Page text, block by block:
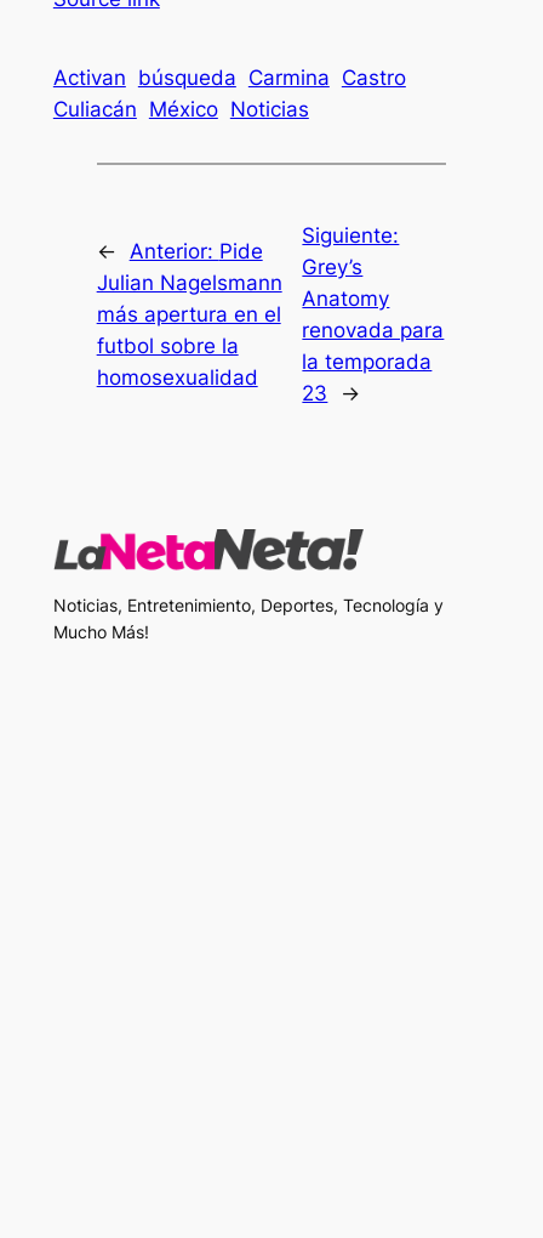
Activan búsqueda Carmina Castro
Culiacán México Noticias
← Anterior: Pide
Julian Nagelsmann
más apertura en el
futbol sobre la
homosexualidad
Siguiente:
Grey’s
Anatomy
renovada para
la temporada
23
→
Noticias, Entretenimiento, Deportes, Tecnología y
Mucho Más!